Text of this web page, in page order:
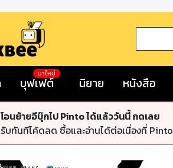
บุฟเฟต์
มาใหม่
นิยาย หนังสือ
โอนย้ายอีบุ๊กไป Pinto ได้แล้ววันนี้ กดเลย
รับทันทีโค้ดลด ซื้อและอ่านได้ต่อเนื่องที่ Pinto